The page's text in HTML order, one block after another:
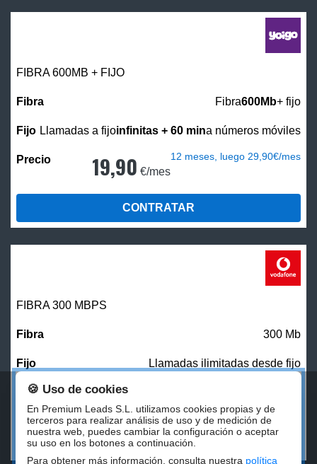
FIBRA 600MB + FIJO
Fibra600Mb+ fijo
Llamadas a fijoinfinitas + 60 mina números móviles
19,90 €/mes
12 meses, luego 29,90€/mes
CONTRATAR
FIBRA 300 MBPS
300 Mb
Llamadas ilimitadas desde fijo
27,00 €/mes
CONTRATAR
🍪 Uso de cookies
En Premium Leads S.L. utilizamos cookies propias y de
terceros para realizar análisis de uso y de medición de
nuestra web, puedes cambiar la configuración o aceptar
su uso en los botones a continuación.
Para obtener más información, consulta nuestra política